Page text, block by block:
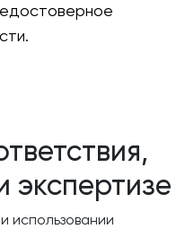
экспертизе
использовании